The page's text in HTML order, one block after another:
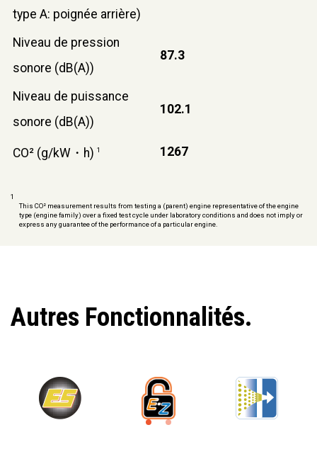
type A: poignée arrière)
Niveau de pression
sonore (dB(A))
87.3
Niveau de puissance
sonore (dB(A))
102.1
CO² (g/kW・h) 1 1267
1
This CO² measurement results from testing a (parent) engine representative of the engine
type (engine family) over a fixed test cycle under laboratory conditions and does not imply or
express any guarantee of the performance of a particular engine.
Autres Fonctionnalités.